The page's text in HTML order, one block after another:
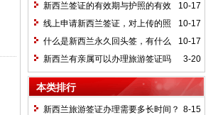
10-17
新西兰签证的有效期与护照的有效
期有关吗？
10-17
线上申请新西兰签证，对上传的照
片有哪些要求？
10-17
什么是新西兰永久回头签，有什么
好处，如何获得永久回头签证？
3-20
新西兰有亲属可以办理旅游签证吗
本类排行
8-15
新西兰旅游签证办理需要多长时间？